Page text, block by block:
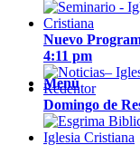
Menú
Nuevo
4:11 pm
Domingo de